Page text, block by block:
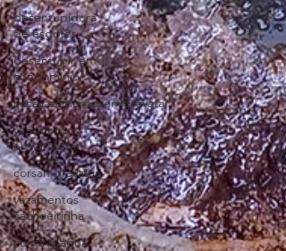
desentupidora
de esgotos
desentupir em
condominio
caçavazamentosemGravatai
vazamentos
em gravatai
corsan gravatai
vazamentos
cachoeirinha
conta d'água